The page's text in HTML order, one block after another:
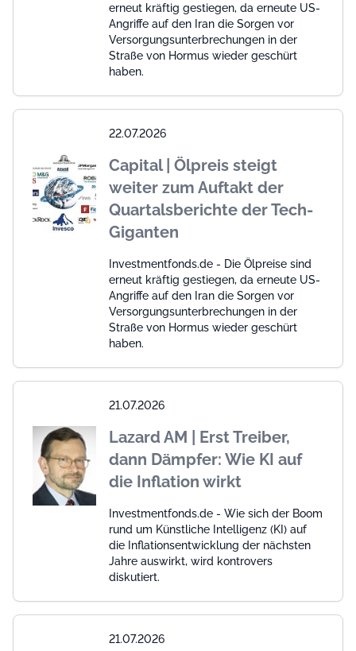
erneut kräftig gestiegen, da erneute US-
Angriffe auf den Iran die Sorgen vor
Versorgungsunterbrechungen in der
Straße von Hormus wieder geschürt
haben.
22.07.2026
Capital | Ölpreis steigt
weiter zum Auftakt der
Quartalsberichte der Tech-
Giganten
Investmentfonds.de - Die Ölpreise sind
erneut kräftig gestiegen, da erneute US-
Angriffe auf den Iran die Sorgen vor
Versorgungsunterbrechungen in der
Straße von Hormus wieder geschürt
haben.
21.07.2026
Lazard AM | Erst Treiber,
dann Dämpfer: Wie KI auf
die Inflation wirkt
Investmentfonds.de - Wie sich der Boom
rund um Künstliche Intelligenz (KI) auf
die Inflationsentwicklung der nächsten
Jahre auswirkt, wird kontrovers
diskutiert.
21.07.2026